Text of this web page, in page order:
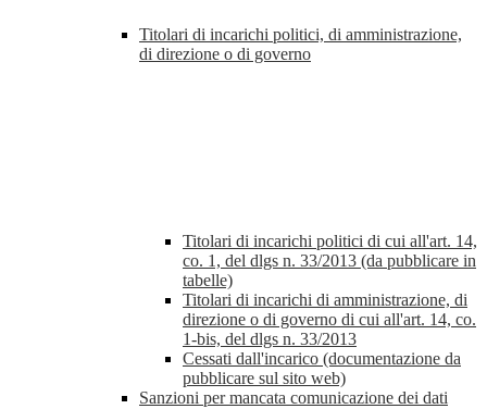
Titolari di incarichi politici, di amministrazione,
di direzione o di governo
Titolari di incarichi politici di cui all'art. 14,
co. 1, del dlgs n. 33/2013 (da pubblicare in
tabelle)
Titolari di incarichi di amministrazione, di
direzione o di governo di cui all'art. 14, co.
1-bis, del dlgs n. 33/2013
Cessati dall'incarico (documentazione da
pubblicare sul sito web)
Sanzioni per mancata comunicazione dei dati